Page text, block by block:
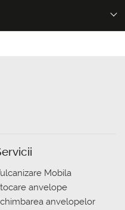
Mobila
anvelope
anvelopelor